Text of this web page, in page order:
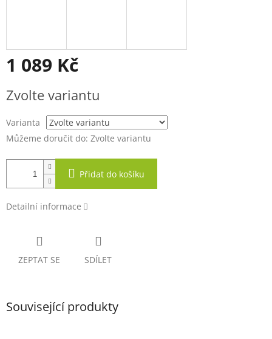
1 089 Kč
cena:
Zvolte variantu
Varianta
Můžeme doručit do: Zvolte variantu
Přidat do košíku
Detailní informace
ZEPTAT SE SDÍLET
Související produkty